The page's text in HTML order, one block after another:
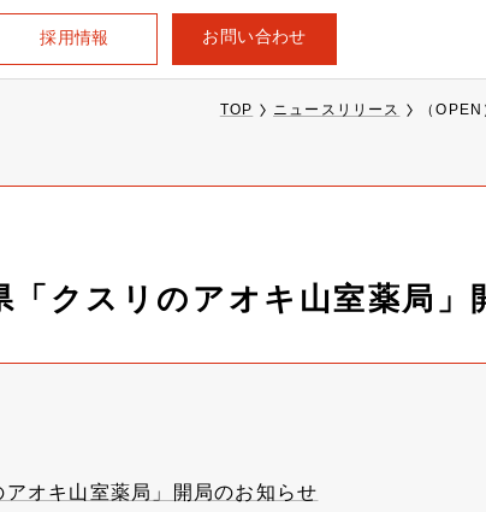
採用情報 お問い合わせ
TOP ニュースリリース （
「クスリのアオキ山室薬局
オキ山室薬局」開局のお知らせ